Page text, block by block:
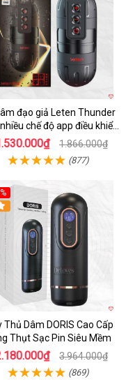
đạo giả Leten Thunder
chế độ app điều khiển
tiện lợi1.866.000₫
(877)
Thủ Dâm DORIS Cao Cấp
Thụt Sạc Pin Siêu Mềm
3.964.000₫
(869)